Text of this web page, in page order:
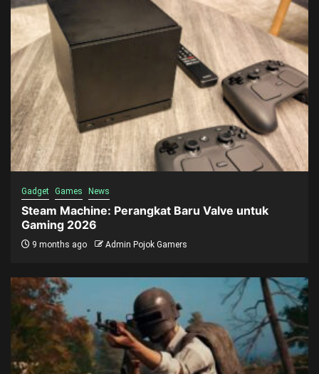
Gadget Games News
Steam Machine: Perangkat Baru Valve untuk
Gaming 2026
9 months ago Admin Pojok Gamers